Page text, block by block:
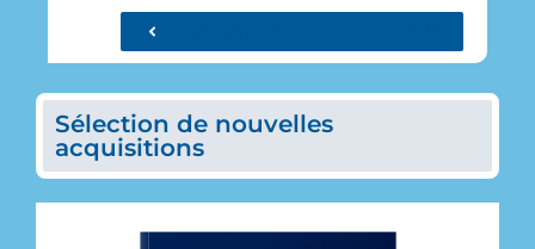
Sélection de nouvelles
acquisitions